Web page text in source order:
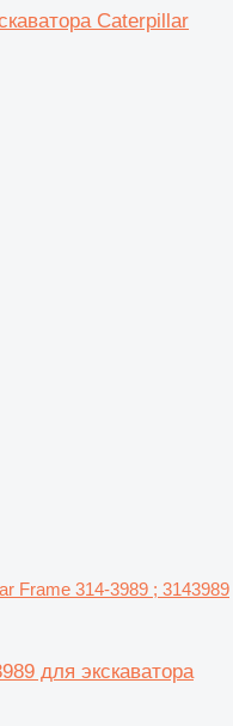
Caterpillar
Frame 314-3989 ; 3143989
для экскаватора